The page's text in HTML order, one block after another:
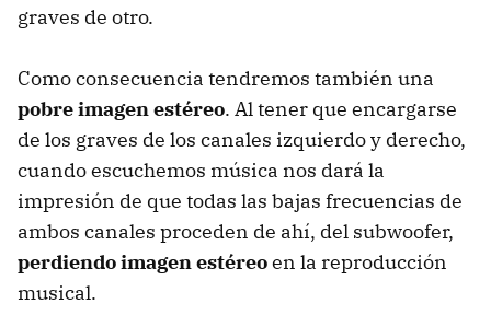
graves de otro.
Como consecuencia tendremos también una
pobre imagen estéreo. Al tener que encargarse
de los graves de los canales izquierdo y derecho,
cuando escuchemos música nos dará la
impresión de que todas las bajas frecuencias de
ambos canales proceden de ahí, del subwoofer,
perdiendo imagen estéreoen la reproducción
musical.